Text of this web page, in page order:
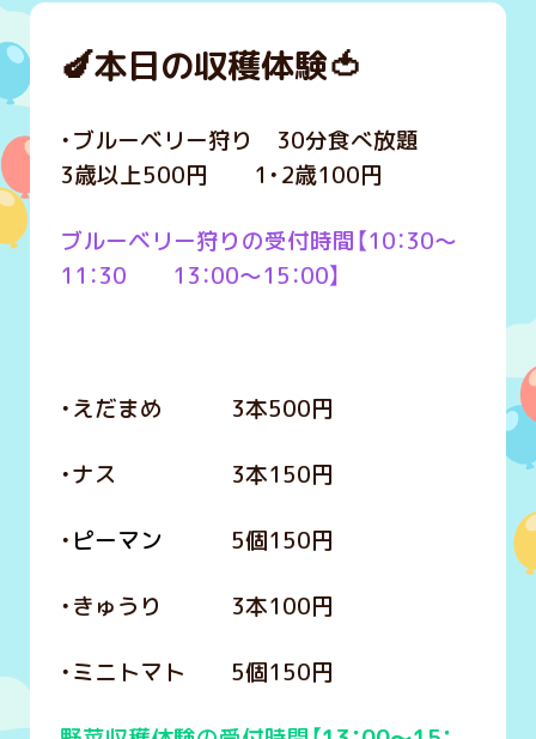
🍆本日の収穫体験🍅
・ブルーベリー狩り 30分食べ放題
3歳以上500円 1・2歳100円
ブルーベリー狩りの受付時間【10：30～
11：30 13：00～15：00】
・えだまめ 3本500円
・ナス 3本150円
・ ピーマン 5個150円
・きゅうり 3本100円
・ミニトマト 5個150円